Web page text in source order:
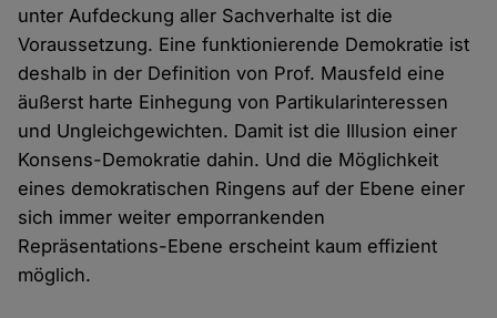
unter Aufdeckung aller Sachverhalte ist die
Voraussetzung. Eine funktionierende Demokratie ist
deshalb in der Definition von Prof. Mausfeld eine
äußerst harte Einhegung von Partikularinteressen
und Ungleichgewichten. Damit ist die Illusion einer
Konsens-Demokratie dahin. Und die Möglichkeit
eines demokratischen Ringens auf der Ebene einer
sich immer weiter emporrankenden
Repräsentations-Ebene erscheint kaum effizient
möglich.